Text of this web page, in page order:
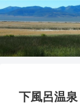
下風呂温